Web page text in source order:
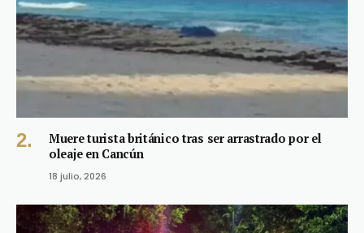
Muere turista británico tras ser arrastrado por el
oleaje en Cancún
18 julio, 2026